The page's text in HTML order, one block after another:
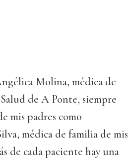
Molina, médica de
de A Ponte, siempre
mis padres como
médica de familia de mis
de cada paciente hay una